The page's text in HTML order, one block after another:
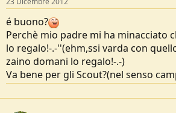
i
s
u
s
i
o
z
i
o
é buono?
Perchè mio padre mi ha minacciato
lo regalo!-.-''(ehm,ssi varda con
zaino domani lo regalo!-.-)
Va bene per gli Scout?(nel senso